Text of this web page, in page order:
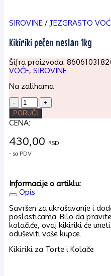
SIROVINE / JEZGRASTO
Kikiriki pečen neslan 1kg
Šifra proizvoda:
VOĆE, SIROVINE
Na zalihama
Kikiriki
pečen
neslan
1kg
PORUČI
CENA:
430,00 RSD
- sa PDV
Informacije o artiklu:
Opis
Savršen za ukrašavanje i
poslasticama. Bilo da
kolačiće, ovaj kikiriki će
oduševiti vaše kupce.
Kikiriki za Torte i Kolače